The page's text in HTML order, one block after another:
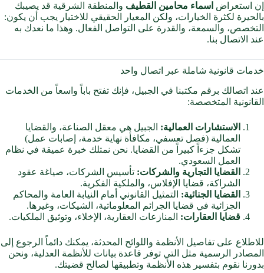
إن استعراض اسماء محامين القطيف والمنطقة الشرقية قد يصيبك
بالحيرة لكثرة الخيارات، ولكن المعيار الحقيقي للاختيار يجب أن يكون:
التخصص، والسمعة، والقدرة على التواصل الفعال. وهذا ما نعدك به
عند الاتصال بنا.
خدمات قانونية شاملة عبر اتصال واحد
عند اتصالك برقم مكتبنا في الجبيل، فإنك تفتح باباً واسعاً من الخدمات
القانونية المتخصصة:
الاستشارات العمالية: الجبيل هي معقل الصناعة، والقضايا
العمالية (فصل تعسفي، مكافأة نهاية خدمة، إصابات عمل)
تشكل جزءاً كبيراً من القضايا. نحن نمتلك خبرة عميقة في نظام
العمل السعودي.
القضايا التجارية والشركات: تأسيس الشركات، صياغة عقود
الشراكة، قضايا الإفلاس، والملكية الفكرية.
القضايا الجنائية: التمثيل القانوني أمام النيابة العامة والمحاكم
الجزائية في قضايا الجرائم المعلوماتية، الشيكات، وغيرها.
قضايا العقارات: المنازعات العقارية، الإخلاء، وتوثيق الملكيات.
للاطلاع على تفاصيل الأنظمة واللوائح المحدثة، يمكنك دائماً الرجوع إلى
المصادر الرسمية مثل التي توفر قاعدة بيانات للأنظمة العدلية، ونحن
بدورنا نقوم بتفسير هذه الأنظمة وتطبيقها لصالح قضيتك.